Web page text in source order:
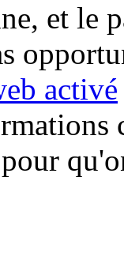
et le
activé